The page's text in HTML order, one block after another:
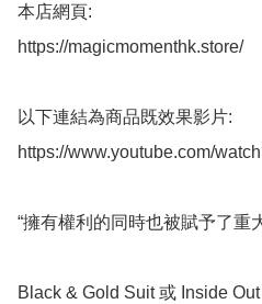
本店網頁:
https://magicmomenthk.store/
以下連結為商品既效果影片:
https://www.youtube.com/
“擁有權利的同時也被賦予了重
Black & Gold Suit 或 Inside